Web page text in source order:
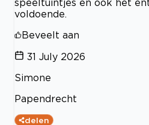
voldoende.
Beveelt aan
31 July 2026
Simone
Papendrecht
delen